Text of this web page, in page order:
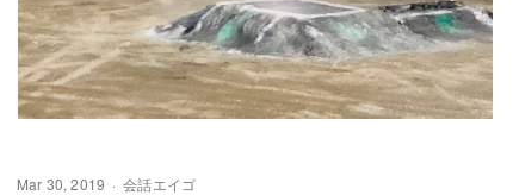
Mar 30, 2019 会話エイゴ